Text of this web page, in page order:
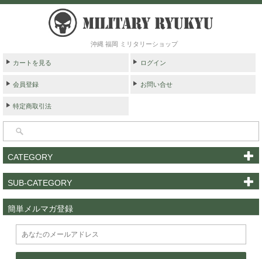
沖縄 福岡 ミリタリーショップ
カートを見る ログイン
会員登録 お問い合せ
特定商取引法
CATEGORY
SUB-CATEGORY
簡単メルマガ登録